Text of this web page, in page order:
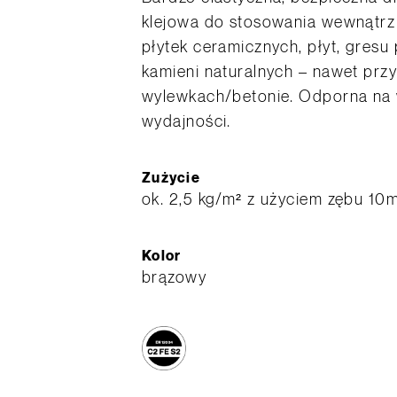
klejowa do stosowania
płytek ceramicznych, płyt,
kamieni naturalnych – nawet
wylewkach/betonie. Odporna
wydajności.
Zużycie
ok. 2,5 kg/m² z użyciem zębu
Kolor
brązowy